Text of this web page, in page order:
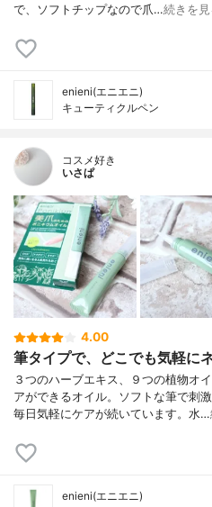
で、ソフトチップなので爪…続きを見
enieni(エニエニ)
キューティクルペン
コスメ好き
いさぱ
4.00
筆タイプで、どこでも気軽に
３つのハーブエキス、９つの植物オ
アができるオイル。ソフトな筆で刺
毎日気軽にケアが続いています。水…
enieni(エニエニ)